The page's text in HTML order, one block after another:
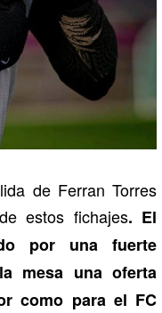
de Ferran Torres
estos fichajes. El
por una fuerte
mesa una oferta
como para el FC